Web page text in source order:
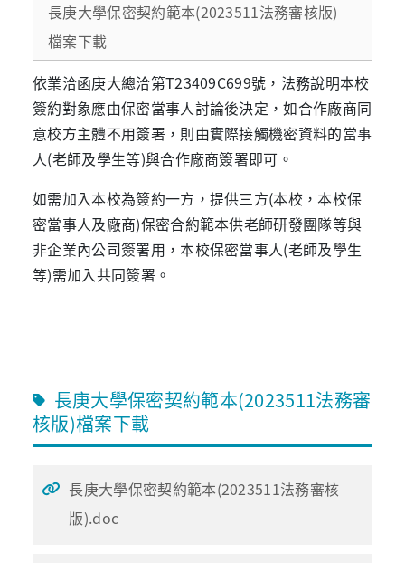
長庚大學保密契約範本(2023511法務審核版)
檔案下載
依業洽函庚大總洽第T23409C699號，法務說明本校
簽約對象應由保密當事人討論後決定，如合作廠商同
意校方主體不用簽署，則由實際接觸機密資料的當事
人(老師及學生等)與合作廠商簽署即可。
如需加入本校為簽約一方，提供三方(本校，本校保
密當事人及廠商)保密合約範本供老師研發團隊等與
非企業內公司簽署用，本校保密當事人(老師及學生
等)需加入共同簽署。
長庚大學保密契約範本(2023511法務審
核版)檔案下載
長庚大學保密契約範本(2023511法務審核
版).doc